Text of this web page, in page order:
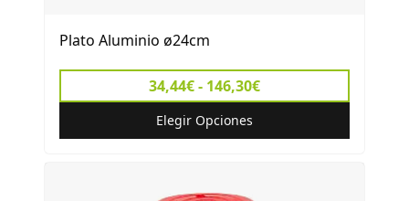
Plato Aluminio ø24cm
34,44€ - 146,30€
Elegir Opciones